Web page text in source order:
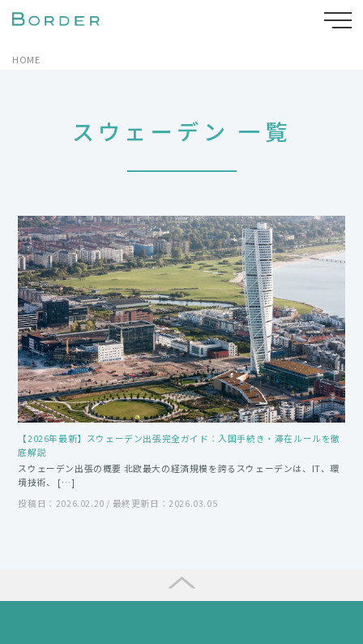
HOME
スウェーデン 一覧
【2026年最新】スウェーデン出張完全ガイド：入国手続き・滞在ルールを徹
底解説
スウェーデン出張の概要 北欧最大の経済規模を誇るスウェーデンは、IT、環
境技術、 […]
投稿日：2026.02.20 / 最終更新日：2026.03.05